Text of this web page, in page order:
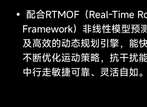
配合RTMOF（Real-Time
Framework）非线性模型预
及高效的动态规划引擎，能
不断优化运动策略，抗干扰
中行走敏捷可靠、灵活自如。